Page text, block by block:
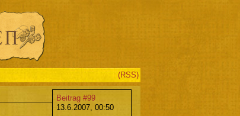
(RSS)
Beitrag #99
13.6.2007, 00:50